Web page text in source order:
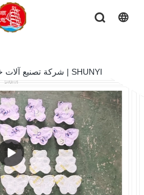
شركة تصنيع آلات ختم أكواب اللبن الرائب المخصصة | SHUNYI